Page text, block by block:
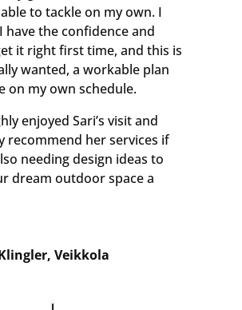
to tackle on my own. I
have the confidence and
it right first time, and this is
wanted, a workable plan
on my own schedule.
enjoyed Sari’s visit and
recommend her services if
needing design ideas to
dream outdoor space a
Veikkola